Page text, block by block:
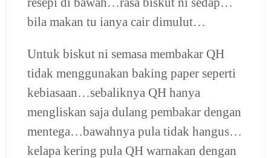
bila makan tu ianya cair dimulut…
Untuk biskut ni semasa membakar QH
tidak menggunakan baking paper seperti
kebiasaan…sebaliknya QH hanya
mengliskan saja dulang pembakar dengan
mentega…bawahnya pula tidak hangus…
kelapa kering pula QH warnakan dengan